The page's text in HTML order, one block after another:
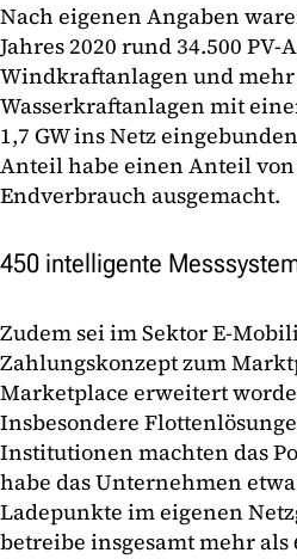
Nach eigenen Angaben
Jahres 2020 rund 34.500
Windkraftanlagen und mehr
Wasserkraftanlagen mit
1,7 GW ins Netz
Anteil habe einen Anteil von
Endverbrauch ausgemacht.
450 intelligente
Zudem sei im Sektor E-
Zahlungskonzept zum
Marketplace erweitert
Insbesondere
Institutionen machten das
habe das Unternehmen
Ladepunkte im eigenen
betreibe insgesamt mehr als